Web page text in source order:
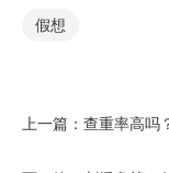
假想
上一篇： 查重率高吗